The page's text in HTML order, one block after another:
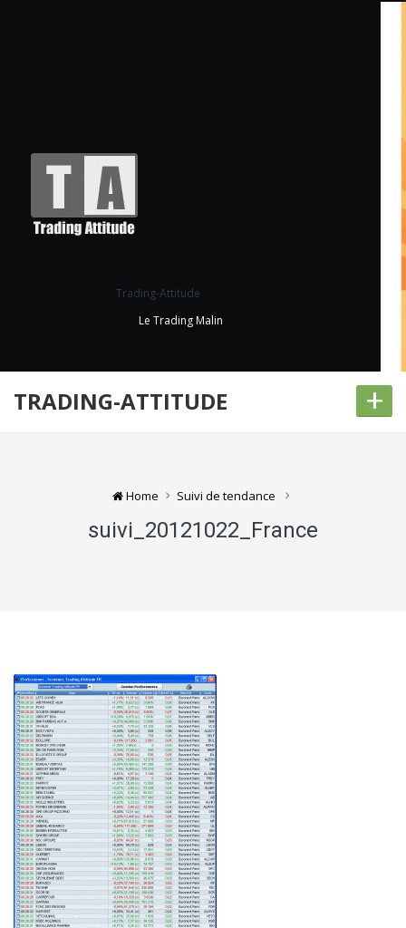
Trading-Attitude
Le Trading Malin
TRADING-ATTITUDE +
Home Suivi de tendance
suivi_20121022_France